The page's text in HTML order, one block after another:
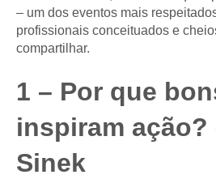
– um dos eventos mais
profissionais conceituados e
compartilhar.
1 – Por que
inspiram ação?
Sinek